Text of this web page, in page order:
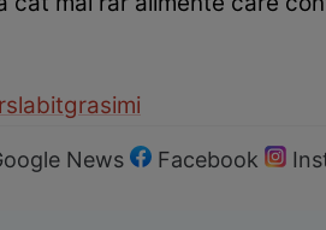
slabitgrasimi
News Facebook